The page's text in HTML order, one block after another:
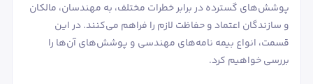
پوشش‌های گسترده در برابر خطرات مختلف، به مهندسان، مالکان
و سازندگان اعتماد و حفاظت لازم را فراهم می‌کنند. در این
قسمت، انواع بیمه ‌نامه‌های مهندسی و پوشش‌های آن‌ها را
بررسی خواهیم کرد.